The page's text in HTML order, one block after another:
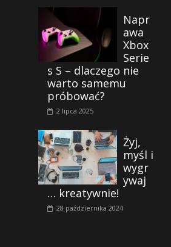
Napr
awa
Xbox
Serie
s S – dlaczego nie
warto samemu
próbować?
2 lipca 2025
Żyj,
myśl i
wygr
ywaj
… kreatywnie!
28 października 2024